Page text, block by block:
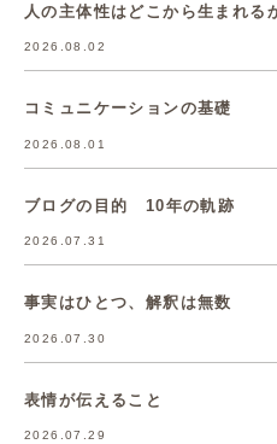
人の主体性はどこから生まれる
2026.08.02
コミュニケーションの基礎
2026.08.01
ブログの目的 10年の軌跡
2026.07.31
事実はひとつ、解釈は無数
2026.07.30
表情が伝えること
2026.07.29